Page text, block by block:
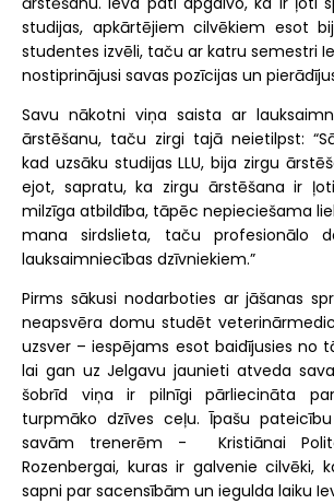
studijas, apkārtējiem cilvēkiem esot
studentes izvēli, taču ar katru semestri
nostiprinājusi savas pozīcijas un
Savu nākotni viņa saista ar
ārstēšanu, taču zirgi tajā neietilpst:
kad uzsāku studijas LLU, bija zirgu
ejot, sapratu, ka zirgu ārstēšana ir
milzīga atbildība, tāpēc nepieciešama
mana sirdslieta, taču profesionālo
lauksaimniecības dzīvniekiem.”
Pirms sākusi nodarboties ar jāšanas
neapsvēra domu studēt
uzsver – iespējams esot baidījusies no
lai gan uz Jelgavu jaunieti atveda
šobrīd viņa ir pilnīgi pārliecināta
turpmāko dzīves ceļu. Īpašu
savām trenerēm - Kristiānai
Rozenbergai, kuras ir galvenie cilvēki,
sapni par sacensībām un iegulda laiku